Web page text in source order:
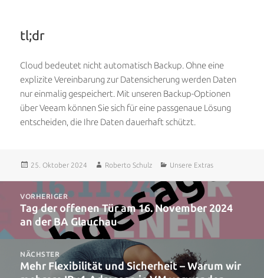
tl;dr
Cloud bedeutet nicht automatisch Backup. Ohne eine
explizite Vereinbarung zur Datensicherung werden Daten
nur einmalig gespeichert. Mit unseren Backup-Optionen
über Veeam können Sie sich für eine passgenaue Lösung
entscheiden, die Ihre Daten dauerhaft schützt.
Veröffentlicht
25. Oktober 2024 Autor
Roberto Schulz Kategorien
Unsere Extras
Beitragsnavigation
VORHERIGER
Vorheriger
Beitrag:
Tag der offenen Tür am 16. November 2024
an der BA Glauchau
NÄCHSTER
Nächster
Mehr Flexibilität und Sicherheit – Warum wir